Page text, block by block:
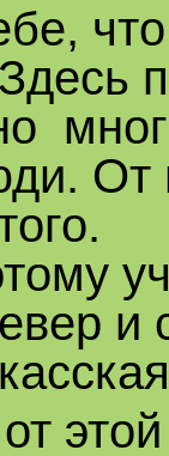
От